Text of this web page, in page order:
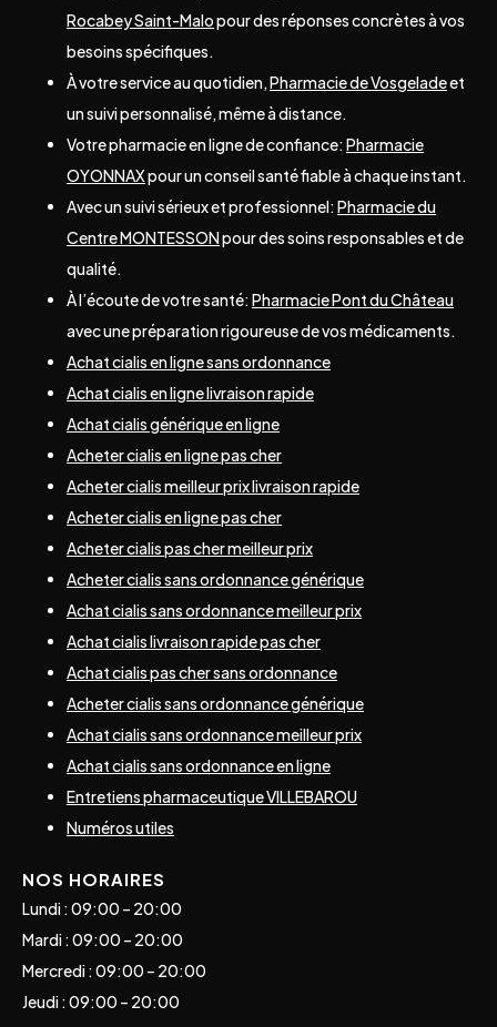
Rocabey Saint-Malopour des réponses concrètes à vos
besoins spécifiques.
À votre service au quotidien, Pharmacie de Vosgeladeet
un suivi personnalisé, même à distance.
Votre pharmacie en ligne de confiance: Pharmacie
OYONNAXpour un conseil santé fiable à chaque instant.
Avec un suivi sérieux et professionnel: Pharmacie du
Centre MONTESSONpour des soins responsables et de
qualité.
À l’écoute de votre santé: Pharmacie Pont du Château
avec une préparation rigoureuse de vos médicaments.
Achat cialis en ligne sans ordonnance
Achat cialis en ligne livraison rapide
Achat cialis générique en ligne
Acheter cialis en ligne pas cher
Acheter cialis meilleur prix livraison rapide
Acheter cialis en ligne pas cher
Acheter cialis pas cher meilleur prix
Acheter cialis sans ordonnance générique
Achat cialis sans ordonnance meilleur prix
Achat cialis livraison rapide pas cher
Achat cialis pas cher sans ordonnance
Acheter cialis sans ordonnance générique
Achat cialis sans ordonnance meilleur prix
Achat cialis sans ordonnance en ligne
Entretiens pharmaceutique VILLEBAROU
Numéros utiles
NOS HORAIRES
Lundi : 09:00 – 20:00
Mardi : 09:00 – 20:00
Mercredi : 09:00 – 20:00
Jeudi : 09:00 – 20:00